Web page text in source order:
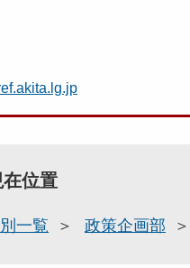
位置
一覧 政策企画部